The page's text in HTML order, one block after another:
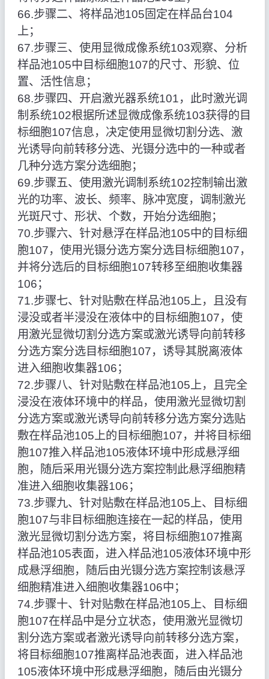
66.步骤二、将样品池105固定在样品台104
上；
67.步骤三、使用显微成像系统103观察、分析
样品池105中目标细胞107的尺寸、形貌、位
置、活性信息；
68.步骤四、开启激光器系统101，此时激光调
制系统102根据所述显微成像系统103获得的目
标细胞107信息，决定使用显微切割分选、激
光诱导向前转移分选、光镊分选中的一种或者
几种分选方案分选细胞；
69.步骤五、使用激光调制系统102控制输出激
光的功率、波长、频率、脉冲宽度，调制激光
光斑尺寸、形状、个数，开始分选细胞；
70.步骤六、针对悬浮在样品池105中的目标细
胞107，使用光镊分选方案分选目标细胞107，
并将分选后的目标细胞107转移至细胞收集器
106；
71.步骤七、针对贴敷在样品池105上，且没有
浸没或者半浸没在液体中的目标细胞107，使
用激光显微切割分选方案或激光诱导向前转移
分选方案分选目标细胞107，诱导其脱离液体
进入细胞收集器106；
72.步骤八、针对贴敷在样品池105上，且完全
浸没在液体环境中的样品，使用激光显微切割
分选方案或激光诱导向前转移分选方案分选贴
敷在样品池105上的目标细胞107，并将目标细
胞107推入样品池105液体环境中形成悬浮细
胞，随后采用光镊分选方案控制此悬浮细胞精
准进入细胞收集器106；
73.步骤九、针对贴敷在样品池105上、目标细
胞107与非目标细胞连接在一起的样品，使用
激光显微切割分选方案，将目标细胞107推离
样品池105表面，进入样品池105液体环境中形
成悬浮细胞，随后由光镊分选方案控制该悬浮
细胞精准进入细胞收集器106中；
74.步骤十、针对贴敷在样品池105上、目标细
胞107在样品中是分立状态，使用激光显微切
割分选方案或者激光诱导向前转移分选方案，
将目标细胞107推离样品池表面，进入样品池
105液体环境中形成悬浮细胞，随后由光镊分